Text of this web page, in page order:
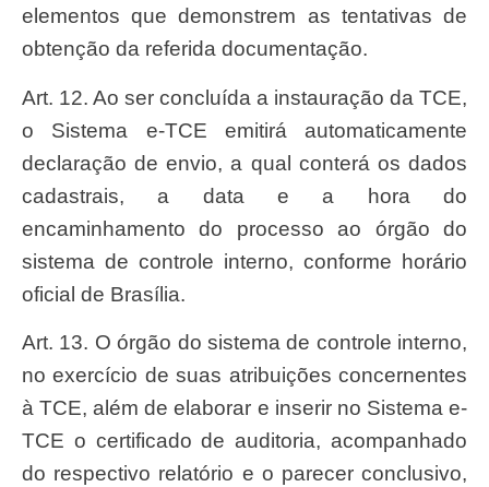
elementos que demonstrem as tentativas de
obtenção da referida documentação.
Art. 12. Ao ser concluída a instauração da TCE,
o Sistema e-TCE emitirá automaticamente
declaração de envio, a qual conterá os dados
cadastrais, a data e a hora do
encaminhamento do processo ao órgão do
sistema de controle interno, conforme horário
oficial de Brasília.
Art. 13. O órgão do sistema de controle interno,
no exercício de suas atribuições concernentes
à TCE, além de elaborar e inserir no Sistema e-
TCE o certificado de auditoria, acompanhado
do respectivo relatório e o parecer conclusivo,